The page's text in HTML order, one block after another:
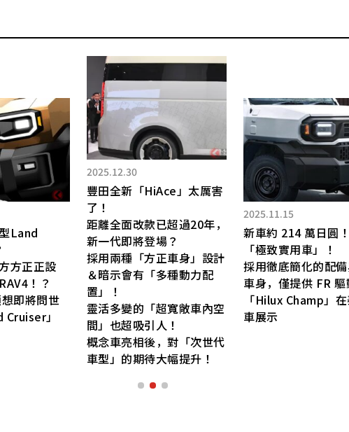
2025.08.11
下一代「Supra」嗎!?
豐田的「超猛」跑車什麼時
候上市？
4.4 公尺車長搭配高性能四
驅系統？
寬車體＋低車高的造型帥到
爆！
大家引頸期盼量產化的
「FT-Se」概念車超吸睛！
豐田全新「7人座」普銳斯
網友大讚「真的很好開的
車」、「油耗跟設計都超
棒！」、「這空間也太舒適
了…」
搭載「三排座椅」的迷你麵
包車版Alphard，也讓人對
未來的後繼車型充滿期待！
豐田
FJ」
全長
巡」
車名
開發
重點